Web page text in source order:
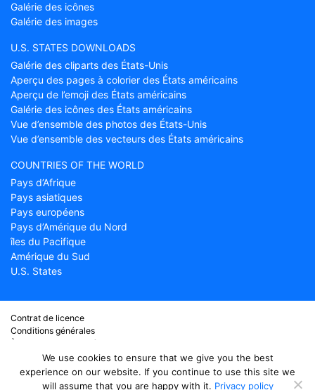
Galérie des icônes
Galérie des images
U.S. STATES DOWNLOADS
Galérie des cliparts des États-Unis
Aperçu des pages à colorier des États américains
Aperçu de l’emoji des États américains
Galérie des icônes des États américains
Vue d’ensemble des photos des États-Unis
Vue d’ensemble des vecteurs des États américains
COUNTRIES OF THE WORLD
Pays d’Afrique
Pays asiatiques
Pays européens
Pays d’Amérique du Nord
îles du Pacifique
Amérique du Sud
U.S. States
Contrat de licence
Conditions générales
À propos de Countryflags.com
Clause de non-responsabilité
Déclaration de confidentialité
We use cookies to ensure that we give you the best
experience on our website. If you continue to use this site we
will assume that you are happy with it. Privacy policy